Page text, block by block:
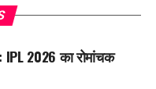
IPL 2026 का रोमांचक